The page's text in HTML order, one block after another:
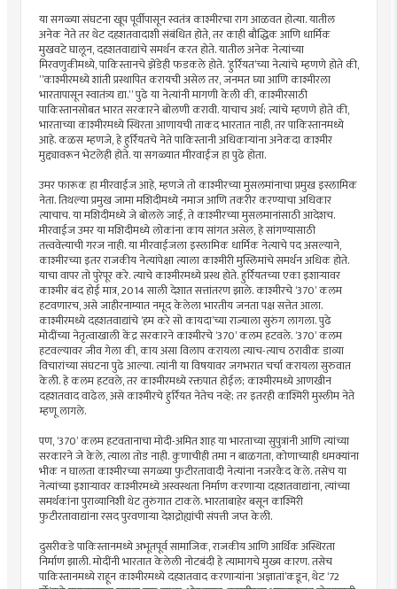
या सगळ्या संघटना खूप पूर्वीपासून स्वतंत्र काश्मीरचा राग आळवत होत्या. यातील
अनेक नेते तर थेट दहशतवादाशी संबंधित होते, तर काही बौद्धिक आणि धार्मिक
मुखवटे घालून, दहशतवाद्यांचे समर्थन करत होते. यातील अनेक नेत्यांच्या
मिरवणुकीमध्ये, पाकिस्तानचे झेंडेही फडकले होते. ‘हुर्रियत’च्या नेत्यांचे म्हणणे होते की,
”काश्मीरमध्ये शांती प्रस्थापित करायची असेल तर, जनमत घ्या आणि काश्मीरला
भारतापासून स्वातंत्र्य द्या.” पुढे या नेत्यांनी मागणी केली की, काश्मीरसाठी
पाकिस्तानसोबत भारत सरकारने बोलणी करावी. याचाच अर्थ; त्यांचे म्हणणे होते की,
भारताच्या काश्मीरमध्ये स्थिरता आणायची ताकद भारतात नाही, तर पाकिस्तानमध्ये
आहे. कळस म्हणजे, हे हुर्रियतचे नेते पाकिस्तानी अधिकार्‍यांना अनेकदा काश्मीर
मुद्द्यावरून भेटलेही होते. या सगळ्यात मीरवाईज हा पुढे होता.
उमर फारूक हा मीरवाईज आहे, म्हणजे तो काश्मीरच्या मुसलमांनाचा प्रमुख इस्लामिक
नेता. तिथल्या प्रमुख जामा मशिदीमध्ये नमाज आणि तकरीर करण्याचा अधिकार
त्याचाच. या मशिदीमध्ये जे बोलले जाई, ते काश्मीरच्या मुसलमानांसाठी आदेशच.
मीरवाईज उमर या मशिदीमध्ये लोकांना काय सांगत असेल, हे सांगण्यासाठी
तत्त्ववेत्त्याची गरज नाही. या मीरवाईजला इस्लामिक धार्मिक नेत्याचे पद असल्याने,
काश्मीरच्या इतर राजकीय नेत्यांपेक्षा त्याला काश्मीरी मुस्लिमांचे समर्थन अधिक होते.
याचा वापर तो पुरेपूर करे. त्याचे काश्मीरमध्ये प्रस्थ होते. हुर्रियतच्या एका इशार्‍यावर
काश्मीर बंद होई मात्र, 2014 साली देशात सत्तांतरण झाले. काश्मीरचे ‘370’ कलम
हटवणारच, असे जाहीरनाम्यात नमूद केलेला भारतीय जनता पक्ष सत्तेत आला.
काश्मीरमध्ये दहशतवाद्यांचे ‘हम करे सो कायदा’च्या राज्याला सुरुंग लागला. पुढे
मोदींच्या नेतृत्वाखाली केंद्र सरकारने काश्मीरचे ‘370’ कलम हटवले. ‘370’ कलम
हटवल्यावर जीव गेला की, काय असा विलाप करायला त्याच-त्याच ठरावीक डाव्या
विचारांच्या संघटना पुढे आल्या. त्यांनी या विषयावर जगभरात चर्चा करायला सुरुवात
केली. हे कलम हटवले, तर काश्मीरमध्ये रक्तपात होईल; काश्मीरमध्ये आणखीन
दहशतवाद वाढेल, असे काश्मीरचे हुर्रियत नेतेच नव्हे; तर इतरही काश्मिरी मुस्लीम नेते
म्हणू लागले.
पण, ‘370’ कलम हटवतानाचा मोदी-अमित शाह या भारताच्या सुपुत्रांनी आणि त्यांच्या
सरकारने जे केले, त्याला तोड नाही. कुणाचीही तमा न बाळगता, कोणाच्याही धमक्यांना
भीक न घालता काश्मीरच्या सगळ्या फुटीरतावादी नेत्यांना नजरकैद केले. तसेच या
नेत्यांच्या इशार्‍यावर काश्मीरमध्ये अस्वस्थता निर्माण करणार्‍या दहशतवाद्यांना, त्यांच्या
समर्थकांना पुराव्यानिशी थेट तुरुंगात टाकले. भारताबाहेर बसून काश्मिरी
फुटीरतावाद्यांना रसद पुरवणार्‍या देशद्रोह्यांची संपत्ती जप्त केली.
दुसरीकडे पाकिस्तानमध्ये अभूतपूर्व सामाजिक, राजकीय आणि आर्थिक अस्थिरता
निर्माण झाली. मोदींनी भारतात केलेली नोटबंदी हे त्यामागचे मुख्य कारण. तसेच
पाकिस्तानमध्ये राहून काश्मीरमध्ये दहशतवाद करणार्‍यांना ‘अज्ञातां’कडून, थेट ‘72